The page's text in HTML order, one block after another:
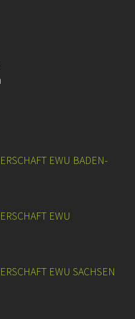
EWU BADEN-
EWU
EWU SACHSEN